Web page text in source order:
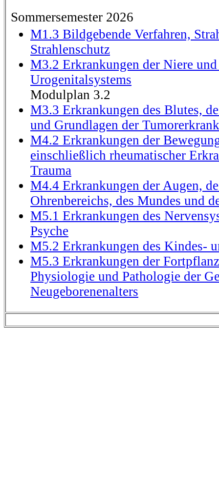
Sommersemester 2026
M1.3 Bildgebende Verfahren,
Strahlenschutz
M3.2 Erkrankungen der Niere und
Urogenitalsystems
Modulplan 3.2
M3.3 Erkrankungen des Blutes,
und Grundlagen der
M4.2 Erkrankungen der
einschließlich rheumatischer
Trauma
M4.4 Erkrankungen der Augen,
Ohrenbereichs, des Mundes und
M5.1 Erkrankungen des
Psyche
M5.2 Erkrankungen des Kindes-
M5.3 Erkrankungen der
Physiologie und Pathologie der
Neugeborenenalters